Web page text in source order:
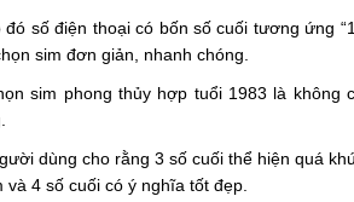
số điện thoại có bốn số cuối tương ứng
sim đơn giản, nhanh chóng.
sim phong thủy hợp tuổi 1983 là
dùng cho rằng 3 số cuối thể hiện quá
4 số cuối có ý nghĩa tốt đẹp.